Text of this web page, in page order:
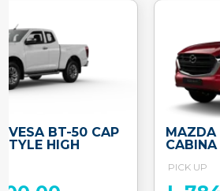
BT-50 CAP
HIGH
MAZDA
PICK UP